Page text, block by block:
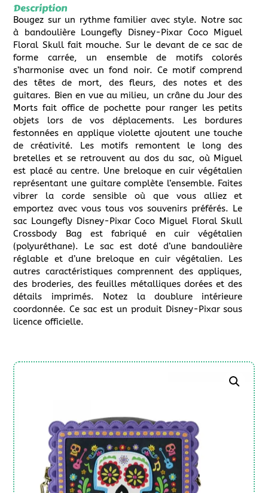
Description
Bougez sur un rythme familier avec style. Notre sac
à bandoulière Loungefly Disney-Pixar Coco Miguel
Floral Skull fait mouche. Sur le devant de ce sac de
forme carrée, un ensemble de motifs colorés
s’harmonise avec un fond noir. Ce motif comprend
des têtes de mort, des fleurs, des notes et des
guitares. Bien en vue au milieu, un crâne du Jour des
Morts fait office de pochette pour ranger les petits
objets lors de vos déplacements. Les bordures
festonnées en applique violette ajoutent une touche
de créativité. Les motifs remontent le long des
bretelles et se retrouvent au dos du sac, où Miguel
est placé au centre. Une breloque en cuir végétalien
représentant une guitare complète l’ensemble. Faites
vibrer la corde sensible où que vous alliez et
emportez avec vous tous vos souvenirs préférés. Le
sac Loungefly Disney-Pixar Coco Miguel Floral Skull
Crossbody Bag est fabriqué en cuir végétalien
(polyuréthane). Le sac est doté d’une bandoulière
réglable et d’une breloque en cuir végétalien. Les
autres caractéristiques comprennent des appliques,
des broderies, des feuilles métalliques dorées et des
détails imprimés. Notez la doublure intérieure
coordonnée. Ce sac est un produit Disney-Pixar sous
licence officielle.